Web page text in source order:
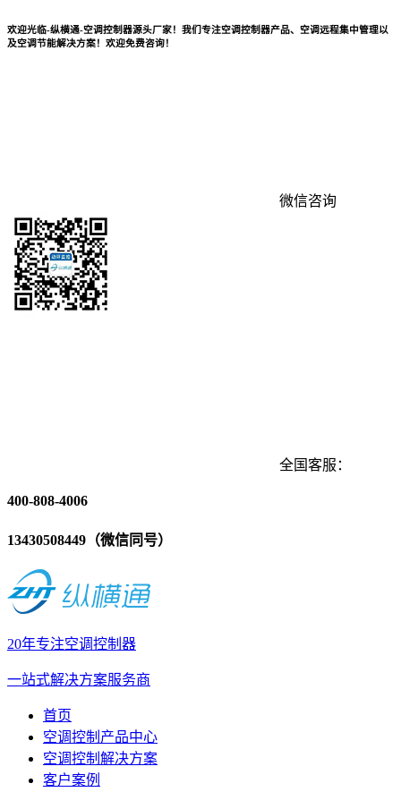
欢迎光临-纵横通-空调控制器源头厂家！我们专注空调控制器产品、空调远程集中管理以
及空调节能解决方案！欢迎免费咨询！
微信咨询
全国客服：
400-808-4006
13430508449（微信同号）
20年专注空调控制器
一站式解决方案服务商
首页
空调控制产品中心
空调控制解决方案
客户案例